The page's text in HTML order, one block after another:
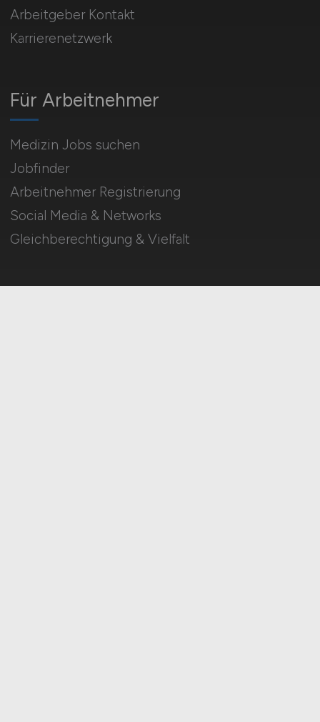
Für Arbeitnehmer
Medizin Jobs suchen
Jobfinder
Arbeitnehmer Registrierung
Social Media & Networks
Gleichberechtigung & Vielfalt
Arbeitgeber Kontakt
Karrierenetzwerk